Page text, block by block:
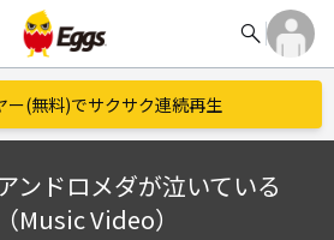
search
ー(無料)でサクサク連続再生
ンドロメダが泣いている
（Music Video）